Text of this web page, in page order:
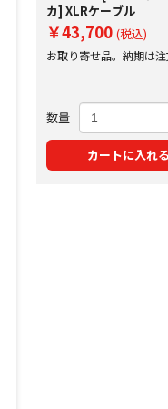
カ] XLRケーブル
￥43,700 (税込)
お取り寄せ品。納期は
数量
カートに入れる